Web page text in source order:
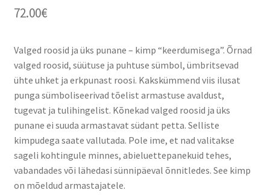
72.00€
Valged roosid ja üks punane – kimp “keerdumisega”. Õrnad
valged roosid, süütuse ja puhtuse sümbol, ümbritsevad
ühte uhket ja erkpunast roosi. Kakskümmend viis ilusat
punga sümboliseerivad tõelist armastuse avaldust,
tugevat ja tulihingelist. Kõnekad valged roosid ja üks
punane ei suuda armastavat südant petta. Selliste
kimpudega saate vallutada. Pole ime, et nad valitakse
sageli kohtingule minnes, abieluettepanekuid tehes,
vabandades või lähedasi sünnipäeval õnnitledes. See kimp
on mõeldud armastajatele.